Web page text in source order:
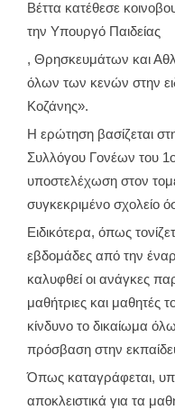
Βέττα κατέθεσε
την Υπουργό Παιδείας
, Θρησκευμάτων και
όλων των κενών στην
Κοζάνης».
Η ερώτηση βασίζεται
Συλλόγου Γονέων του
υποστελέχωση στον
συγκεκριμένο σχολείο
Ειδικότερα, όπως
εβδομάδες από την
καλυφθεί οι ανάγκες
μαθήτριες και μαθητές
κίνδυνο το δικαίωμα
πρόσβαση στην
Όπως καταγράφεται,
αποκλειστικά για τα